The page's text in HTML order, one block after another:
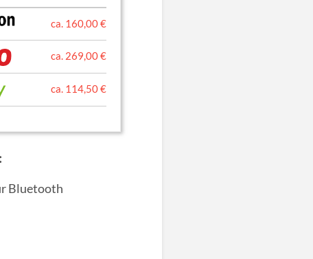
ca. 160,00 €
ca. 269,00 €
ca. 114,50 €
Bluetooth